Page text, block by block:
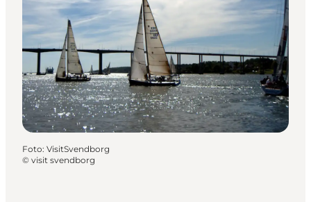
Overnatning
Book lokale oplevelser
Foto: VisitSvendborg
© visit svendborg